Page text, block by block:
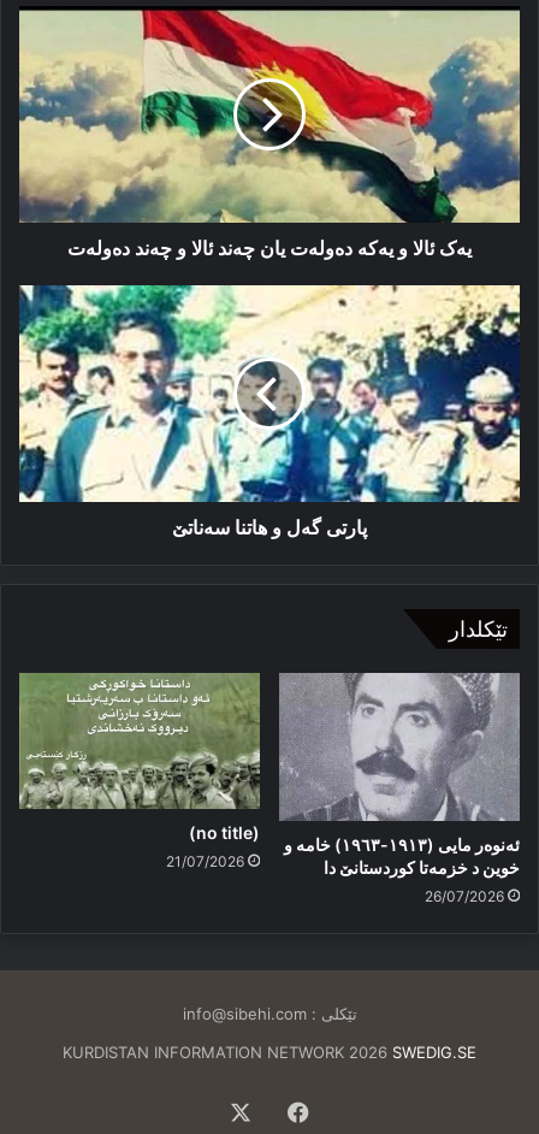
یەک
ئالا
و
یەکە
دەولەت
یان
چەند
ئالا
و
چەندیەک ئالا و یەکە دەولەت یان چەند ئالا و چەند دەولەت
پارتی
گەل
و
هاتنا
سەناتێ
پارتی گەل و هاتنا سەناتێ
تێکلدار
ئەنوەر مایی (١٩١٣-١٩٦٣) خامە و
خوین د خزمەتا کوردستانێ دا
26/07/2026
(no title)
21/07/2026
تێکلی :info@sibehi.com
KURDISTAN INFORMATION NETWORK 2026 SWEDIG.SE
Facebook